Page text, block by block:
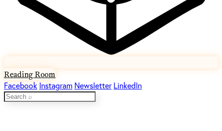
Reading Room
Facebook Instagram Newsletter LinkedIn